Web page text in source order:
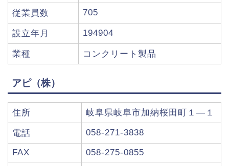
従業員数 705
設立年月 194904
業種 コンクリート製品
アピ（株）
住所 岐阜県岐阜市加納桜田町１―１
電話 058-271-3838
FAX 058-275-0855